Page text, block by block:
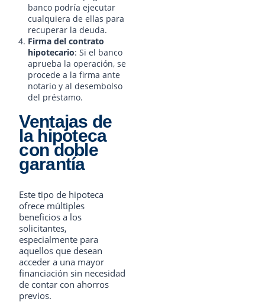
banco podría ejecutar
cualquiera de ellas para
recuperar la deuda.
Firma del contrato
hipotecario: Si el banco
aprueba la operación, se
procede a la firma ante
notario y al desembolso
del préstamo.
Ventajas de
la hipoteca
con doble
garantía
Este tipo de hipoteca
ofrece múltiples
beneficios a los
solicitantes,
especialmente para
aquellos que desean
acceder a una mayor
financiación sin necesidad
de contar con ahorros
previos.